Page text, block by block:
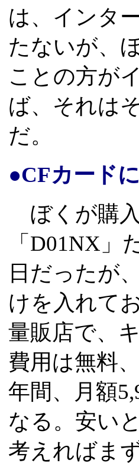
は、インタ
たないが、
ことの方が
ば、それは
だ。
●CFカード
ぼくが購
「D01NX
日だったが
けを入れて
量販店で、
費用は無料
年間、月額
なる。安い
考えればま